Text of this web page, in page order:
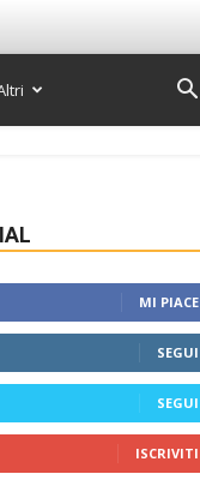
MI PIACE
SEGUI
SEGUI
ISCRIVITI